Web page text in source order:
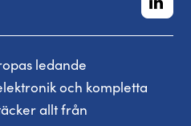
ledande
och kompletta
allt från